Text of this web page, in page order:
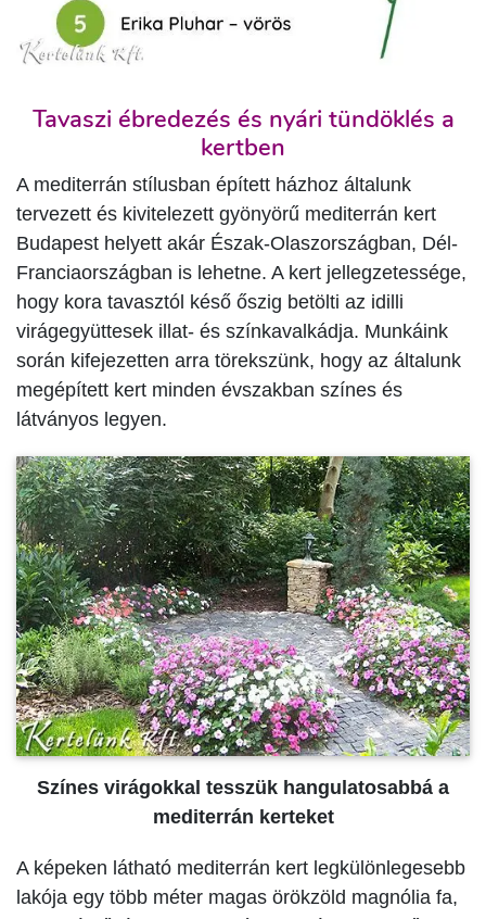
Tavaszi ébredezés és nyári tündöklés a
kertben
A mediterrán stílusban épített házhoz általunk
tervezett és kivitelezett gyönyörű mediterrán kert
Budapest helyett akár Észak-Olaszországban, Dél-
Franciaországban is lehetne. A kert jellegzetessége,
hogy kora tavasztól késő őszig betölti az idilli
virágegyüttesek illat- és színkavalkádja. Munkáink
során kifejezetten arra törekszünk, hogy az általunk
megépített kert minden évszakban színes és
látványos legyen.
Színes virágokkal tesszük hangulatosabbá a
mediterrán kerteket
A képeken látható mediterrán kert legkülönlegesebb
lakója egy több méter magas örökzöld magnólia fa,